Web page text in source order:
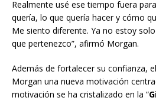
Realmente usé ese tiempo fuera
quería, lo que quería hacer y cómo
Me siento diferente. Ya no estoy
que pertenezco”, afirmó Morgan.
Además de fortalecer su confianza,
Morgan una nueva motivación
motivación se ha cristalizado en la “